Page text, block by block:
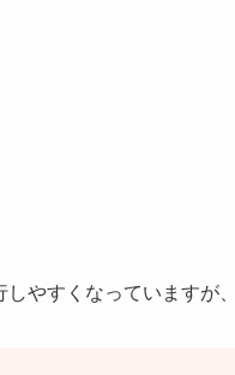
やすくなっていますが